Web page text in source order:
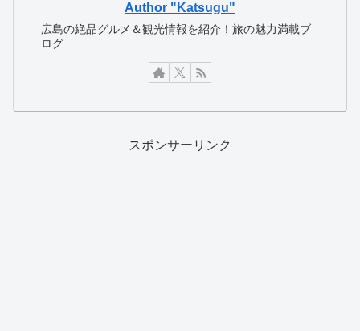
Author "Katsugu"
広島の絶品グルメ＆観光情報を紹介！旅の魅力満載ブ
ログ
スポンサーリンク